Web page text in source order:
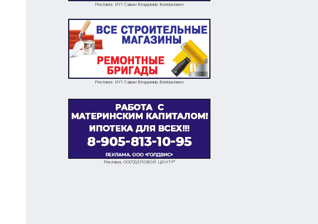
Реклама. ИП Савин Владимир Валерьевич
Реклама. ИП Савин Владимир Валерьевич
Реклама. ООО"ДЕЛОВОЙ ЦЕНТР"